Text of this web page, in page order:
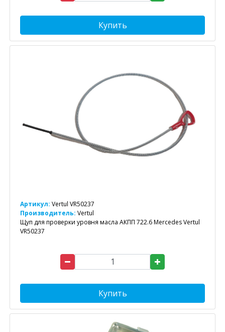
Купить
Артикул: Vertul VR50237
Производитель: Vertul
Щуп для проверки уровня масла АКПП 722.6 Mercedes Vertul
VR50237
Купить